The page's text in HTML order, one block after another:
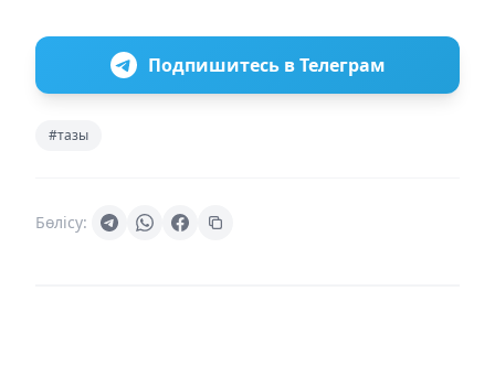
Подпишитесь в Телеграм
#тазы
Бөлісу: